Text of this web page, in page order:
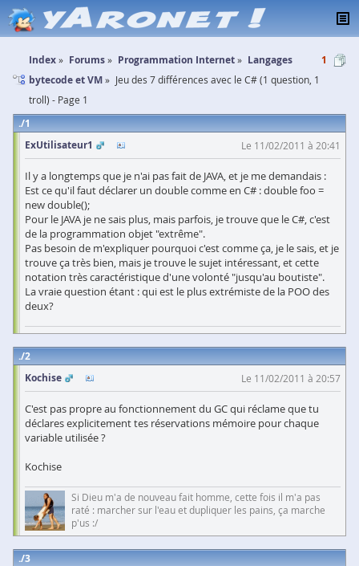
Index Forums Programmation Internet
Langages
bytecode et VM
Jeu des 7 différences avec le C# (1 question, 1
troll) - Page 1
1
1
ExUtilisateur1
Le 11/02/2011 à 20:41
Il y a longtemps que je n'ai pas fait de JAVA, et je me demandais :
Est ce qu'il faut déclarer un double comme en C# : double foo =
new double();
Pour le JAVA je ne sais plus, mais parfois, je trouve que le C#, c'est
de la programmation objet "extrême".
Pas besoin de m'expliquer pourquoi c'est comme ça, je le sais, et je
trouve ça très bien, mais je trouve le sujet intéressant, et cette
notation très caractéristique d'une volonté "jusqu'au boutiste".
La vraie question étant : qui est le plus extrémiste de la POO des
deux?
2
Kochise
Le 11/02/2011 à 20:57
C'est pas propre au fonctionnement du GC qui réclame que tu
déclares explicitement tes réservations mémoire pour chaque
variable utilisée ?
Kochise
Si Dieu m'a de nouveau fait homme, cette fois il m'a pas
raté : marcher sur l'eau et dupliquer les pains, ça marche
p'us :/
3